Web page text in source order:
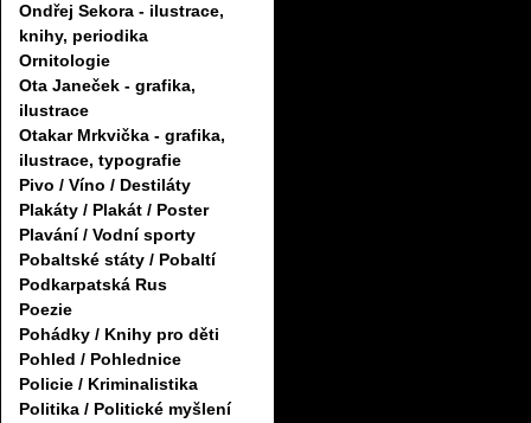
Ondřej Sekora - ilustrace,
knihy, periodika
Ornitologie
Ota Janeček - grafika,
ilustrace
Otakar Mrkvička - grafika,
ilustrace, typografie
Pivo / Víno / Destiláty
Plakáty / Plakát / Poster
Plavání / Vodní sporty
Pobaltské státy / Pobaltí
Podkarpatská Rus
Poezie
Pohádky / Knihy pro děti
Pohled / Pohlednice
Policie / Kriminalistika
Politika / Politické myšlení